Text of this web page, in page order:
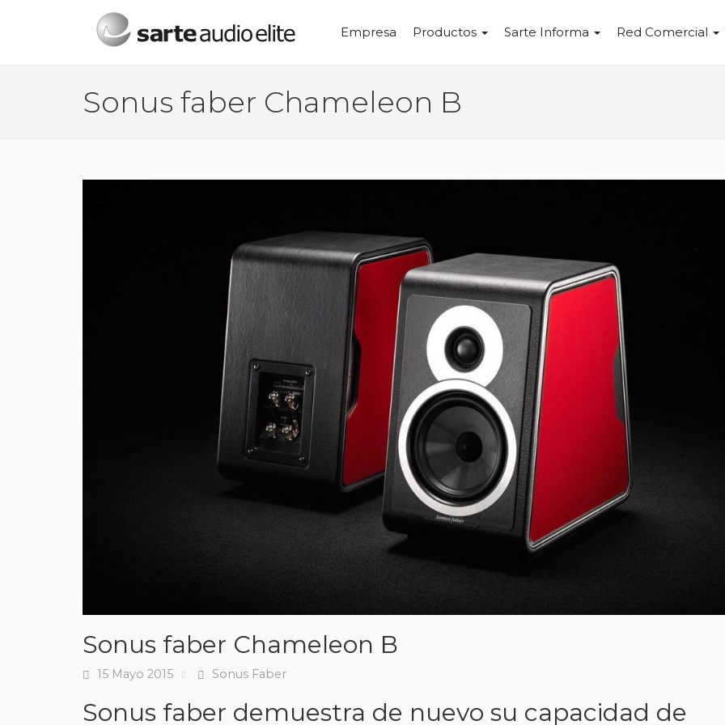
Menú principal
Empresa Productos Sarte Informa Red Comercial
Sonus faber Chameleon B
Sonus faber Chameleon B
Fecha
15 Mayo 2015 Tags
Sonus Faber
Sonus faber demuestra de nuevo su capacidad de